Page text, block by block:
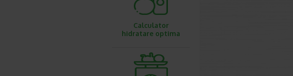
Calculator
hidratare optima